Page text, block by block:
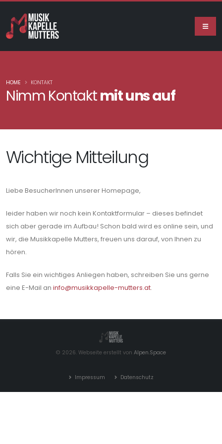
Nimm Kontaktmit uns auf
HOME KONTAKT
Wichtige Mitteilung
Liebe BesucherInnen unserer Homepage,
leider haben wir noch kein Kontaktformular – dieses befindet
sich aber gerade im Aufbau! Schon bald wird es online sein, und
wir, die Musikkapelle Mutters, freuen uns darauf, von Ihnen zu
hören.
Falls Sie ein wichtiges Anliegen haben, schreiben Sie uns gerne
eine E-Mail an info@musikkapelle-mutters.at.
© 2026. Webseite erstellt von Alpen.Space
Impressum Datenschutz